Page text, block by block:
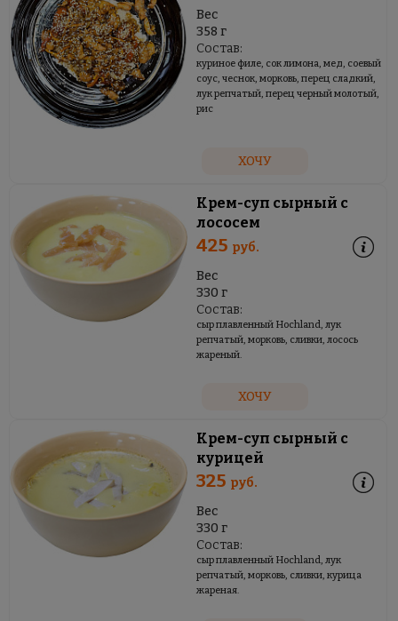
Вес
358 г
Состав:
куриное филе, сок лимона, мед, соевый
соус, чеснок, морковь, перец сладкий,
лук репчатый, перец черный молотый,
рис
ХОЧУ
Крем-суп сырный с
лососем
425 руб.
Вес
330 г
Состав:
сыр плавленный Hochland, лук
репчатый, морковь, сливки, лосось
жареный.
ХОЧУ
Крем-суп сырный с
курицей
325 руб.
Вес
330 г
Состав:
сыр плавленный Hochland, лук
репчатый, морковь, сливки, курица
жареная.